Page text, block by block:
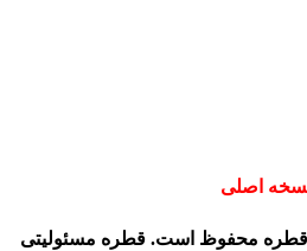
اصلی
محفوظ است. قطره مسئولیتی